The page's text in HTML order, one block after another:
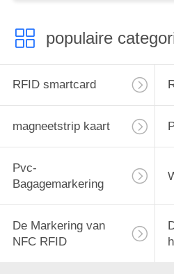
populaire
RFID smartcard
magneetstrip kaart
Pvc-
Bagagemarkering
De Markering van
NFC RFID